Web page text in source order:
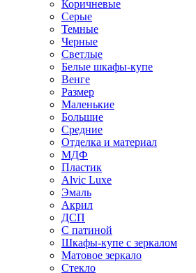
Коричневые
Серые
Темные
Черные
Светлые
Белые шкафы-купе
Венге
Размер
Маленькие
Большие
Средние
Отделка и материал
МДФ
Пластик
Alvic Luxe
Эмаль
Акрил
ДСП
С патиной
Шкафы-купе с зеркалом
Матовое зеркало
Стекло